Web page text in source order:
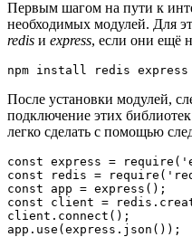
Первым шагом на пути к
необходимых модулей. Для
redis и express, если они ещё
npm install redis express
После установки модулей,
подключение этих
легко сделать с помощью
const express =
const redis =
const app = express();
const client =
client.connect();
app.use(express.json());